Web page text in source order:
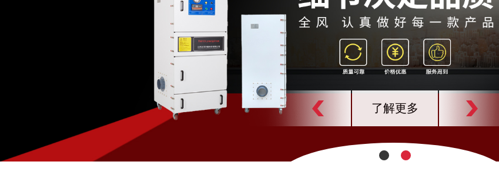
了解更多